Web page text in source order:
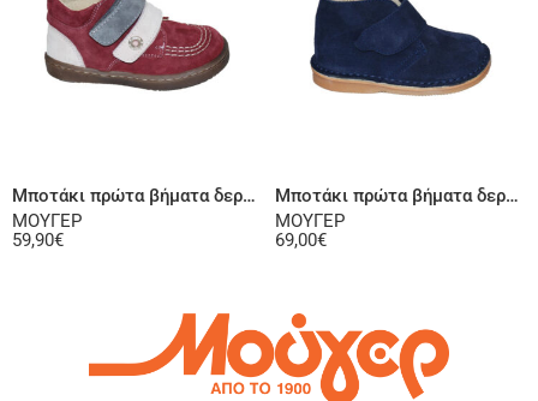
Μποτάκι πρώτα βήματα δερμάτινο σαμουά μπορντό ροζ
ΜΟΥΓΕΡ
59,90€
Μποτάκι πρώτα βήματα δερμάτινο σαμουά μπλε
ΜΟΥΓΕΡ
69,00€